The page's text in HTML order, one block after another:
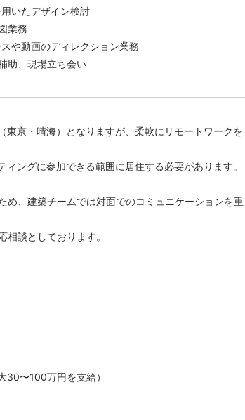
いたデザイン検討
業務
や動画のディレクション業務
助、現場立ち会い
京・晴海）となりますが、柔軟にリモートワークを
ングに参加できる範囲に居住する必要があります。
め、建築チームでは対面でのコミュニケーションを重
談としております。
〜100万円を支給）